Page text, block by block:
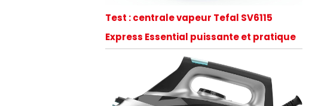
Test : centrale vapeur Tefal SV6115
Express Essential puissante et pratique